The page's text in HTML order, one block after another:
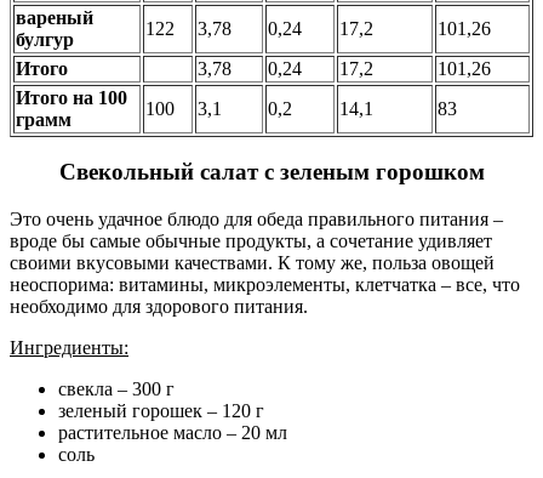
вареный
булгур
122 3,78 0,24 17,2
101,26
Итого
3,78 0,24 17,2
101,26
Итого на 100
грамм
100 3,1 0,2 14,1 83
Свекольный салат с зеленым горошком
Это очень удачное блюдо для обеда правильного питания –
вроде бы самые обычные продукты, а сочетание удивляет
своими вкусовыми качествами. К тому же, польза овощей
неоспорима: витамины, микроэлементы, клетчатка – все, что
необходимо для здорового питания.
Ингредиенты:
свекла – 300 г
зеленый горошек – 120 г
растительное масло – 20 мл
соль